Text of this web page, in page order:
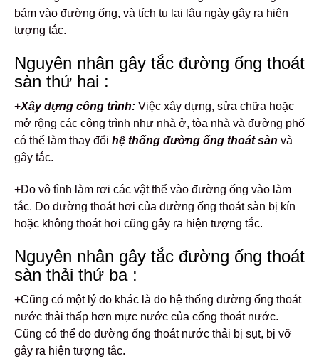
bám vào đường ống, và tích tụ lại lâu ngày gây ra hiện
tượng tắc.
Nguyên nhân gây tắc đường ống thoát
sàn thứ hai :
+Xây dựng công trình: Việc xây dựng, sửa chữa hoặc
mở rộng các công trình như nhà ở, tòa nhà và đường phố
có thể làm thay đổi hệ thống đường ống thoát sàn và
gây tắc.
+Do vô tình làm rơi các vật thể vào đường ống vào làm
tắc. Do đường thoát hơi của đường ống thoát sàn bị kín
hoặc không thoát hơi cũng gây ra hiện tượng tắc.
Nguyên nhân gây tắc đường ống thoát
sàn thải thứ ba :
+Cũng có một lý do khác là do hệ thống đường ống thoát
nước thải thấp hơn mực nước của cống thoát nước.
Cũng có thể do đường ống thoát nước thải bị sụt, bị vỡ
gây ra hiện tượng tắc.